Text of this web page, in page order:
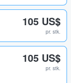
105 US$
pr. stk.
105 US$
pr. stk.